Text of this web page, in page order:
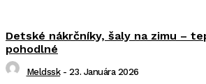
Detské nákrčníky, šaly na zimu –
pohodlné
Meldssk - 23. Januára 2026